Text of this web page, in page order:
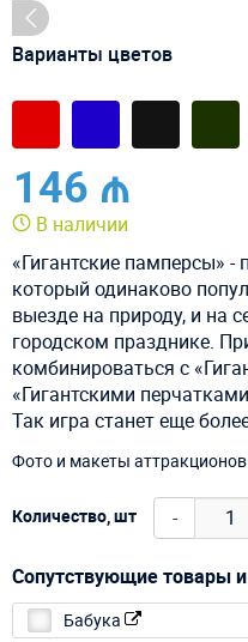
Варианты цветов
146 ₼
В наличии
«Гигантские памперсы»
который одинаково
выезде на природу, и на
городском празднике.
комбинироваться с
«Гигантскими
Так игра станет еще
Фото и макеты
Количество, шт -
Сопутствующие товары
Бабука